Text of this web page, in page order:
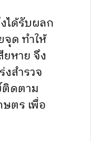
ได้รับผลก
ด ทำให้
ยหาย จึง
สำรวจ
ติดตาม
ตร เพื่อ